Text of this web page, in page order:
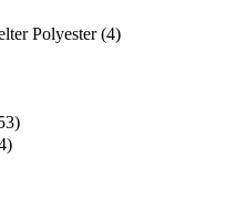
Polyester (4)